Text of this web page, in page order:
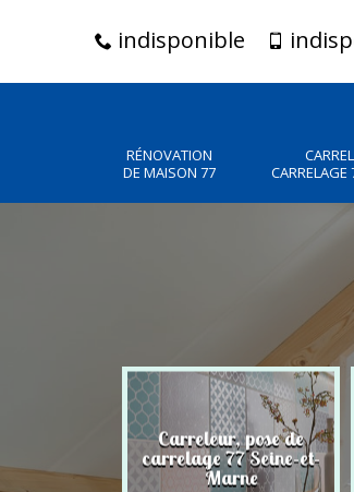
indisponible
RÉNOVATION
DE MAISON 77
CARRELAGE
Carreleur, pose de
carrelage 77 Seine-et-
Marne